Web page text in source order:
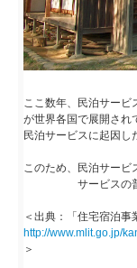
ここ数年、民泊サービ
が世界各国で展開され
民泊サービスに起因し
このため、民泊サービ
サービスの
＜出典：「住宅宿泊事
http://www.mlit.go.jp/
＞